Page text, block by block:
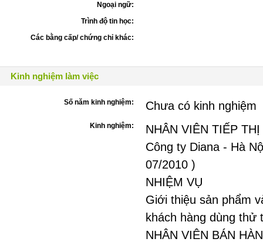
Ngoại ngữ:
Trình độ tin học:
Các bằng cấp/ chứng chỉ khác:
Kinh nghiệm làm việc
Số năm kinh nghiệm: Chưa có kinh nghiệm
Kinh nghiệm:
NHÂN VIÊN TIẾP
Công ty Diana - Hà
07/2010 )
NHIỆM VỤ
Giới thiệu sản phẩm
khách hàng dùng thử
NHÂN VIÊN BÁN